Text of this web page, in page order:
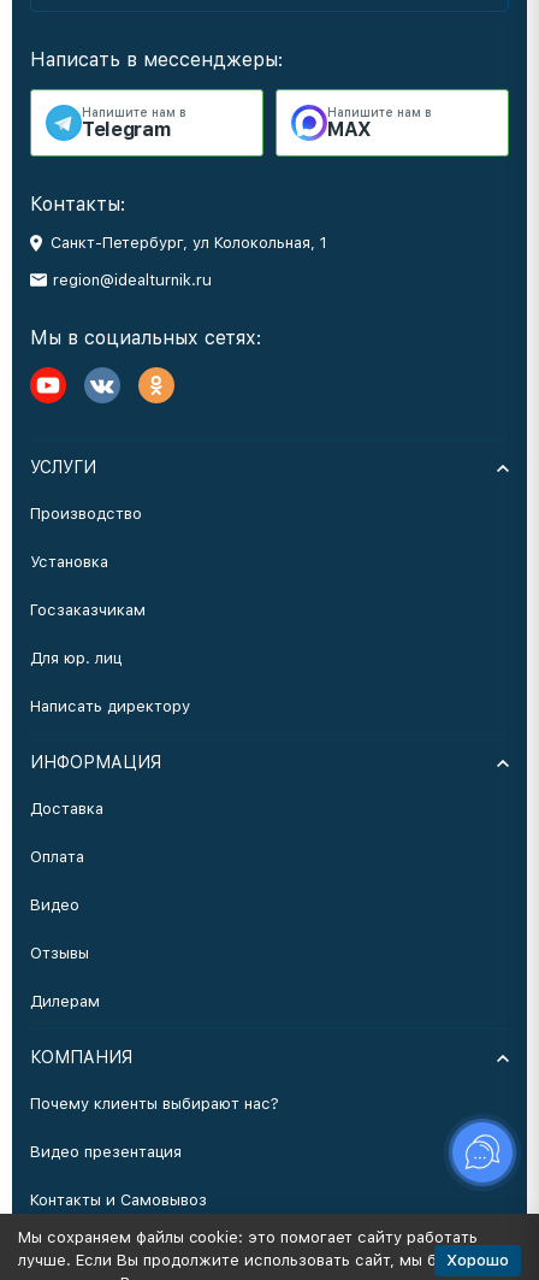
Написать в мессенджеры:
Напишите нам в
Telegram
Напишите нам в
MAX
Контакты:
Санкт-Петербург, ул Колокольная, 1
region@idealturnik.ru
Мы в социальных сетях:
УСЛУГИ
Производство
Установка
Госзаказчикам
Для юр. лиц
Написать директору
ИНФОРМАЦИЯ
Доставка
Оплата
Видео
Отзывы
Дилерам
КОМПАНИЯ
Почему клиенты выбирают нас?
Видео презентация
Контакты и Самовывоз
Производство
Мы сохраняем файлы cookie: это помогает сайту работать
лучше. Если Вы продолжите использовать сайт, мы будемХорошо